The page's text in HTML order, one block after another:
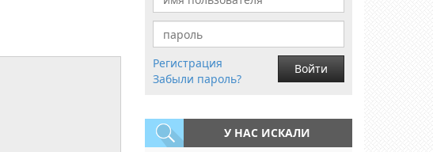
Регистрация
Забыли пароль?
Войти
У НАС ИСКАЛИ